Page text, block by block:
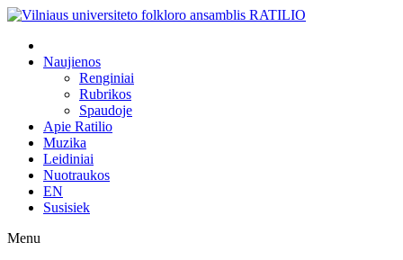
Naujienos
Renginiai
Rubrikos
Spaudoje
Apie Ratilio
Muzika
Leidiniai
Nuotraukos
EN
Susisiek
Menu